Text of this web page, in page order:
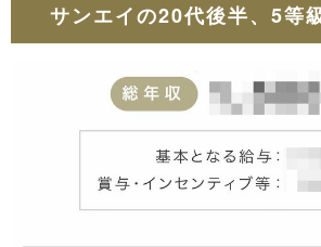
サンエイの20代後半、5等